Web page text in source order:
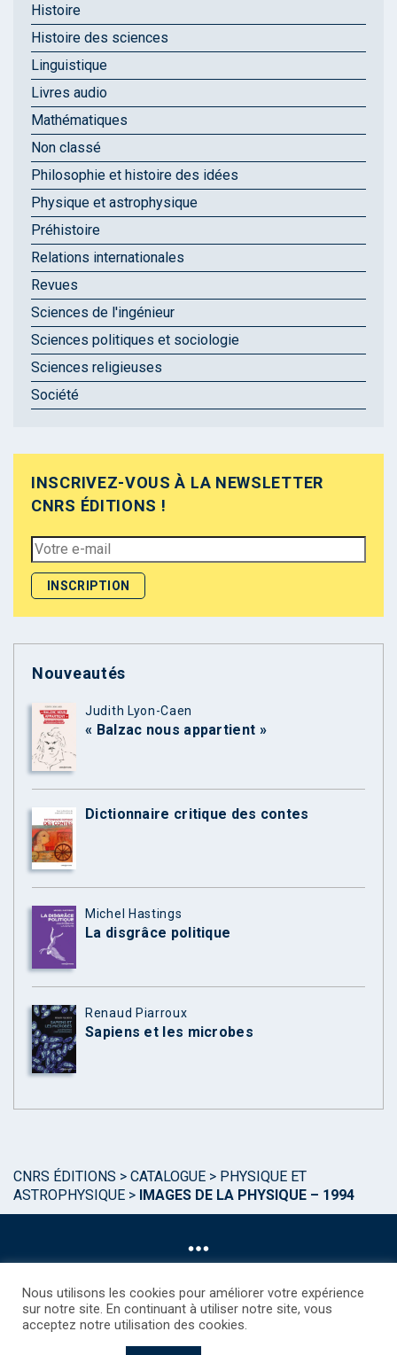
Histoire
Histoire des sciences
Linguistique
Livres audio
Mathématiques
Non classé
Philosophie et histoire des idées
Physique et astrophysique
Préhistoire
Relations internationales
Revues
Sciences de l'ingénieur
Sciences politiques et sociologie
Sciences religieuses
Société
INSCRIVEZ-VOUS À LA NEWSLETTER
CNRS ÉDITIONS !
Nouveautés
Judith Lyon-Caen
« Balzac nous appartient »
Dictionnaire critique des contes
Michel Hastings
La disgrâce politique
Renaud Piarroux
Sapiens et les microbes
CNRS ÉDITIONS > CATALOGUE > PHYSIQUE ET
ASTROPHYSIQUE > IMAGES DE LA PHYSIQUE – 1994
©CNRS EDITIONS 2025
Nous utilisons les cookies pour améliorer votre expérience
sur notre site. En continuant à utiliser notre site, vous
acceptez notre utilisation des cookies.